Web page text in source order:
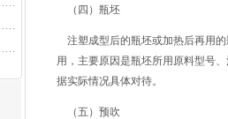
（四）瓶坯
注塑成型后的瓶坯或加热后再用的
用，主要原因是瓶坯所用原料型号
据实际情况具体对待。
（五）预吹